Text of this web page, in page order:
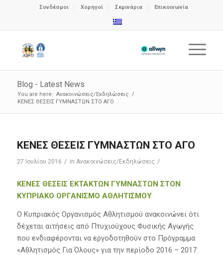
Συνδέσμοι Χορηγοί Σεμινάρια Επικοινωνία
Blog - Latest News
You are here: Ανακοινώσεις/Εκδηλώσεις /
ΚΕΝΕΣ ΘΕΣΕΙΣ ΓΥΜΝΑΣΤΩΝ ΣΤΟ ΑΓΟ
ΚΕΝΕΣ ΘΕΣΕΙΣ ΓΥΜΝΑΣΤΩΝ ΣΤΟ ΑΓΟ
27 Ιουλίου 2016 / in Ανακοινώσεις/Εκδηλώσεις /
ΚΕΝΕΣ ΘΕΣΕΙΣ ΕΚΤΑΚΤΩΝ ΓΥΜΝΑΣΤΩΝ ΣΤΟΝ
ΚΥΠΡΙΑΚΟ ΟΡΓΑΝΙΣΜΟ ΑΘΛΗΤΙΣΜΟΥ
Ο Κυπριακός Οργανισμός Αθλητισμού ανακοινώνει ότι
δέχεται αιτήσεις από Πτυχιούχους Φυσικής Αγωγής
που ενδιαφέρονται να εργοδοτηθούν στο Πρόγραμμα
«Αθλητισμός Για Όλους» για την περίοδο 2016 – 2017.